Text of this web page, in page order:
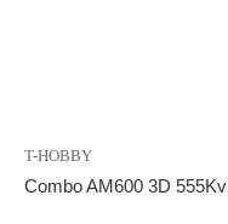
T-HOBBY
Combo AM600 3D 555Kv